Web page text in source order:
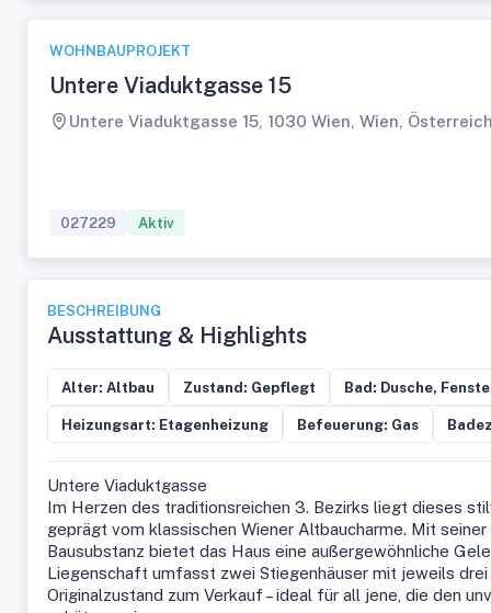
WOHNBAUPROJEKT
Untere Viaduktgasse 15
Untere Viaduktgasse 15, 1030 Wien, Wien, Österreich
027229 Aktiv
BESCHREIBUNG
Ausstattung & Highlights
Alter: Altbau Zustand: Gepflegt Bad: Dusche,
Heizungsart: Etagenheizung Befeuerung: Gas
Untere Viaduktgasse
Im Herzen des traditionsreichen 3. Bezirks liegt dieses
geprägt vom klassischen Wiener Altbaucharme. Mit
Bausubstanz bietet das Haus eine außergewöhnliche
Liegenschaft umfasst zwei Stiegenhäuser mit jeweils
Originalzustand zum Verkauf – ideal für all jene, die den